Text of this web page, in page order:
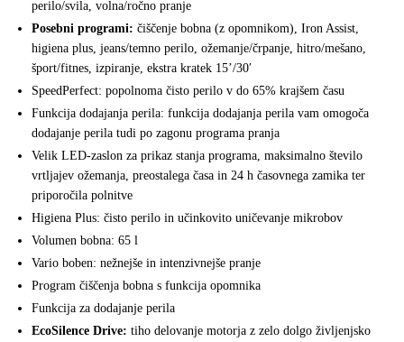
perilo/svila, volna/ročno pranje
Posebni programi: čiščenje bobna (z opomnikom), Iron Assist,
higiena plus, jeans/temno perilo, ožemanje/črpanje, hitro/mešano,
šport/fitnes, izpiranje, ekstra kratek 15’/30′
SpeedPerfect: popolnoma čisto perilo v do 65% krajšem času
Funkcija dodajanja perila: funkcija dodajanja perila vam omogoča
dodajanje perila tudi po zagonu programa pranja
Velik LED-zaslon za prikaz stanja programa, maksimalno število
vrtljajev ožemanja, preostalega časa in 24 h časovnega zamika ter
priporočila polnitve
Higiena Plus: čisto perilo in učinkovito uničevanje mikrobov
Volumen bobna: 65 l
Vario boben: nežnejše in intenzivnejše pranje
Program čiščenja bobna s funkcija opomnika
Funkcija za dodajanje perila
EcoSilence Drive: tiho delovanje motorja z zelo dolgo življenjsko